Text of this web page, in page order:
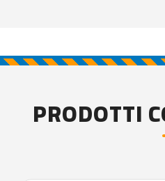
PRODOTTI